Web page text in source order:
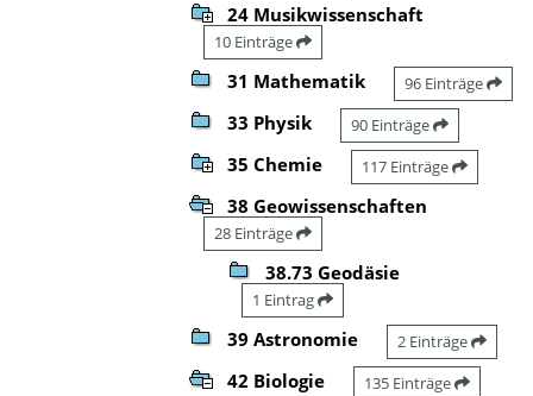
24 Musikwissenschaft
10 Einträge
31 Mathematik 96 Einträge
33 Physik 90 Einträge
35 Chemie 117 Einträge
38 Geowissenschaften
28 Einträge
38.73 Geodäsie
1 Eintrag
39 Astronomie 2 Einträge
42 Biologie 135 Einträge